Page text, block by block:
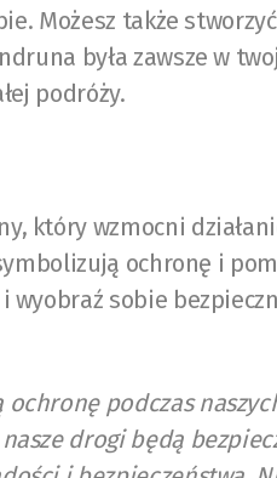
Możesz także
była zawsze w
podróży.
który wzmocni
ochronę i
wyobraź sobie
podczas
drogi będą